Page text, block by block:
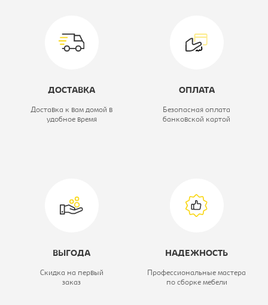
Глубина, мм: 600
Цветовое решение:
ДОСТАВКА
Доставка к вам домой в
удобное время
ОПЛАТА
Безопасная оплата
банковской картой
ВЫГОДА
Скидка на первый
заказ
НАДЕЖНОСТЬ
Профессиональные мастера
по сборке мебели